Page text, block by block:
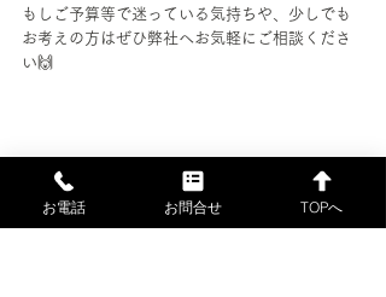
もしご予算等で迷っている気持ちや、 少しでも
お考えの方はぜひ弊社へお気軽にご相談くださ
い 🙌
施工事例
お電話 お問合せ TOPへ